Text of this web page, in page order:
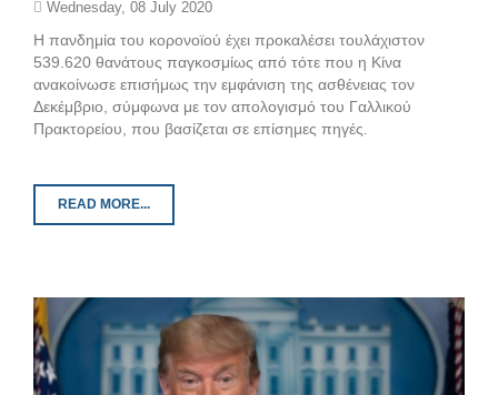
Wednesday, 08 July 2020
Η πανδημία του κορονοϊού έχει προκαλέσει τουλάχιστον
539.620 θανάτους παγκοσμίως από τότε που η Κίνα
ανακοίνωσε επισήμως την εμφάνιση της ασθένειας τον
Δεκέμβριο, σύμφωνα με τον απολογισμό του Γαλλικού
Πρακτορείου, που βασίζεται σε επίσημες πηγές.
READ MORE...